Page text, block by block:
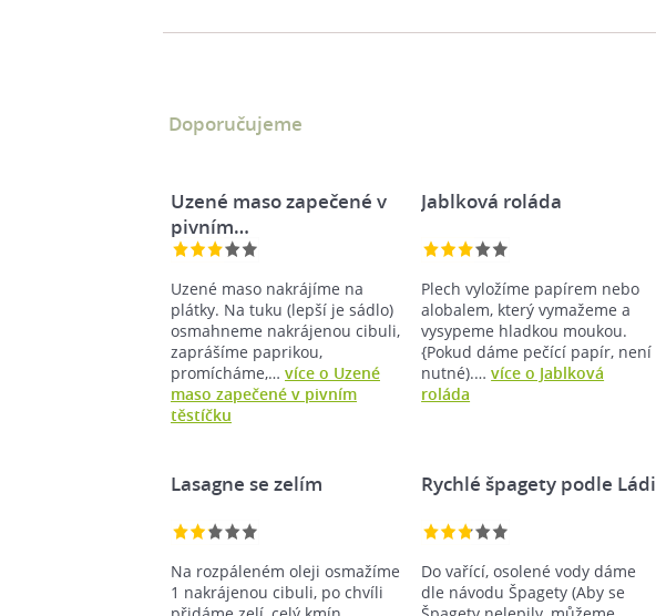
Doporučujeme
Uzené maso zapečené v
pivním…
Uzené maso nakrájíme na
plátky. Na tuku (lepší je sádlo)
osmahneme nakrájenou cibuli,
zaprášíme paprikou,
promícháme,… více o Uzené
maso zapečené v pivním
těstíčku
Jablková roláda
Plech vyložíme papírem nebo
alobalem, který vymažeme a
vysypeme hladkou moukou.
{Pokud dáme pečící papír, není
nutné).…více o Jablková
roláda
Lasagne se zelím
Na rozpáleném oleji osmažíme
1 nakrájenou cibuli, po chvíli
Rychlé špagety podle Ládi
Do vařící, osolené vody dáme
dle návodu Špagety (Aby se